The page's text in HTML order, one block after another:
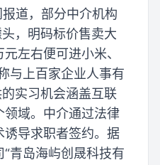
道，部分中介机构
，明码标价售卖大
左右便可进小米、
与上百家企业人事有
实习机会涵盖互联
领域。中介通过法律
诱导求职者签约。据
青岛海屿创晟科技有